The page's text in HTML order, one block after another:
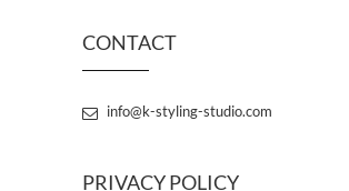
CONTACT
info@k-styling-studio.com
PRIVACY POLICY